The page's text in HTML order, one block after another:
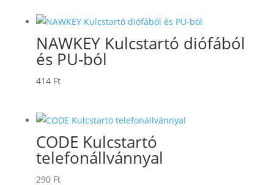
NAWKEY Kulcstartó diófából
és PU-ból
414 Ft
CODE Kulcstartó
telefonállvánnyal
290 Ft